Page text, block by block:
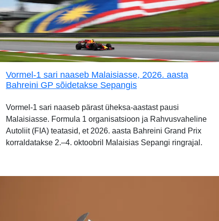
Vormel-1 sari naaseb Malaisiasse, 2026. aasta
Bahreini GP sõidetakse Sepangis
Vormel-1 sari naaseb pärast üheksa-aastast pausi
Malaisiasse. Formula 1 organisatsioon ja Rahvusvaheline
Autoliit (FIA) teatasid, et 2026. aasta Bahreini Grand Prix
korraldatakse 2.–4. oktoobril Malaisias Sepangi ringrajal.